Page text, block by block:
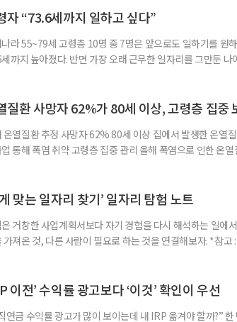
에 실린 ‘통합돌봄 시행에 따른 고령자 주거-돌봄 협업 체계
자 “73.6세까지 일하고 싶다”
라 55~79세 고령층 10명 중 7명은 앞으로도 일하기를 원
까지 높아졌다. 반면 가장 오래 근무한 일자리를 그만둔
명으로, 1년 전보다 57만 명 증가했다. 15세 이상 인구에서
질환 사망자 62%가 80세 이상, 고령층 집중
온열질환 추정 사망자 62% 80세 이상 집에서 발생한 온열
통해 폭염 취약 고령층 집중 관리 올해 폭염으로 인한 온
은 825명(33.8%), 80세 이상은 300명(12.3%)으로 집계됐
맞는 일자리 찾기’ 일자리 탐험 노트
거창한 사업계획서보다 자기 경험을 다시 해석하는 일에
가져온 것, 다른 사람이 필요로 하는 것을 연결해보자. *참
3._______________ ▷ 그중 내가 직접
이전’ 수익률 광고보다 ‘이것’ 확인이 우선
연금 수익률 광고가 많이 보이는데 내 IRP 옮겨야 할까?”